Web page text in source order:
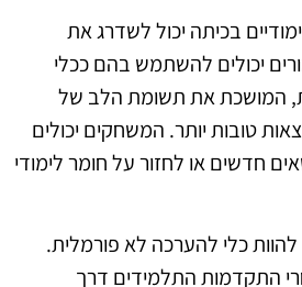
בכיתה יכול לשדרג את
יכולים להשתמש בהם ככלי
המושכת את תשומת הלב של
טובות יותר. המשחקים יכולים
חדשים או לחזור על חומר לימודי
כלי להערכה לא פורמלית.
התקדמות התלמידים דרך